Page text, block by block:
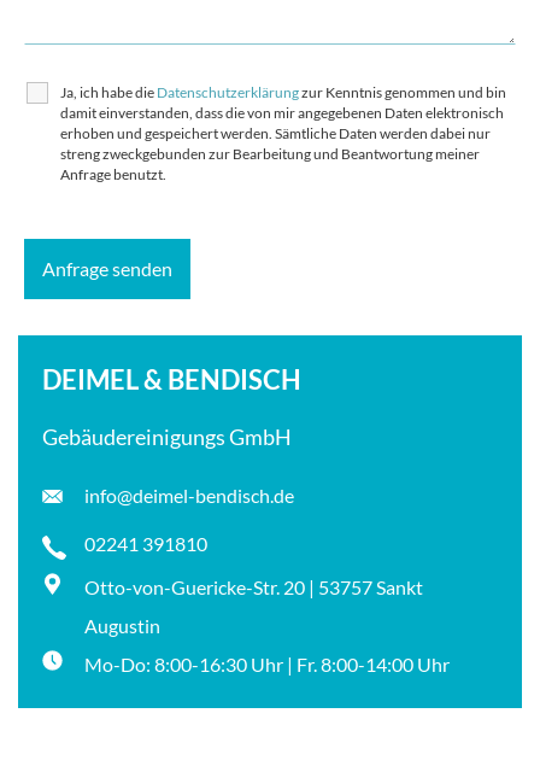
Ja, ich habe die Datenschutzerklärungzur Kenntnis genommen und bin
damit einverstanden, dass die von mir angegebenen Daten elektronisch
erhoben und gespeichert werden. Sämtliche Daten werden dabei nur
streng zweckgebunden zur Bearbeitung und Beantwortung meiner
Anfrage benutzt.
DEIMEL & BENDISCH
Gebäudereinigungs GmbH
info@deimel-bendisch.de
02241 391810
Otto-von-Guericke-Str. 20 | 53757 Sankt
Augustin
Mo-Do: 8:00-16:30 Uhr | Fr. 8:00-14:00 Uhr